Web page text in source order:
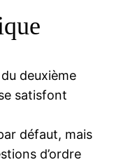
deuxième
satisfont
défaut, mais
d’ordre